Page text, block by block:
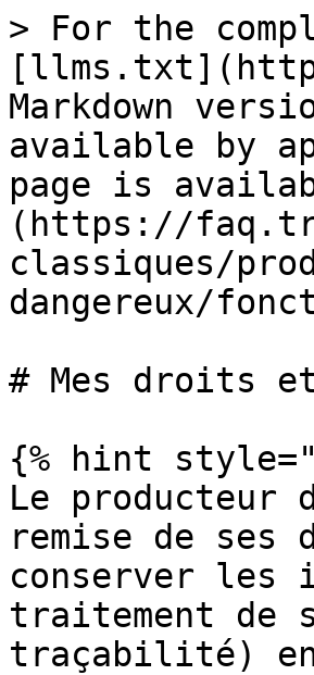
> For the
Markdown
available by
page is
(https://
classiques/
dangereux/
# Mes droits
{% hint
Le
remise de ses
conserver les
traitement de
traçabilité) en